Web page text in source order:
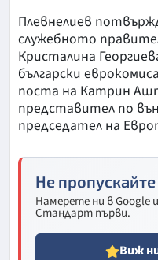
Плевнелиев
служебното
Кристалина
български
поста на Катрин
представител по
председател на
Не
Намерете ни в Google
Стандарт първи.
Виж